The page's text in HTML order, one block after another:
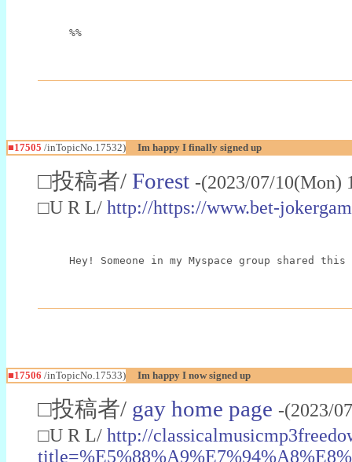
%%
■17505 /inTopicNo.17532) Im happy I finally signed up
□投稿者/ Forest -(2023/07/
□U R L/ http://https://www.bet-
Hey! Someone in my Myspace group
■17506 /inTopicNo.17533) Im happy I now signed up
□投稿者/ gay home page -(2023/
□U R L/ http://